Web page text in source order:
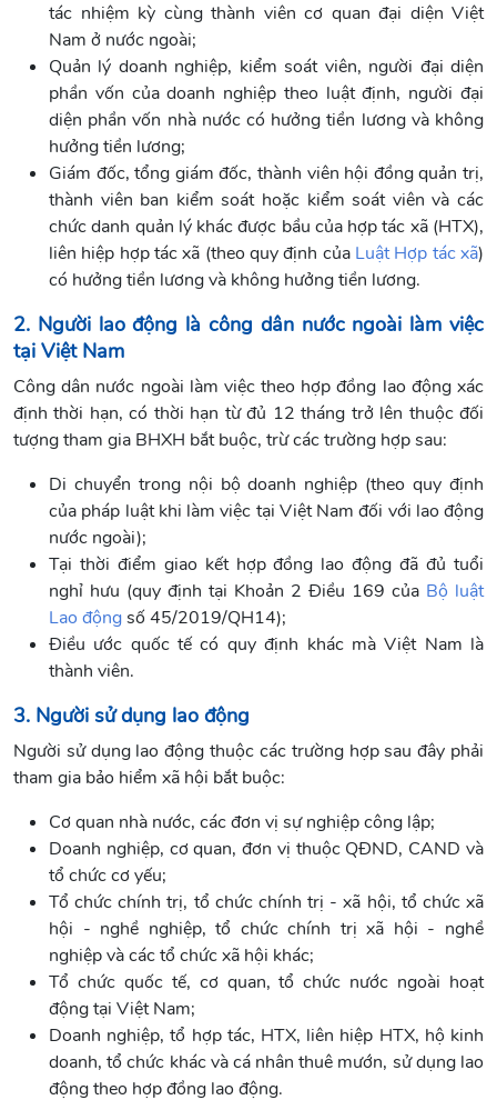
tác nhiệm kỳ cùng thành viên cơ quan đại diện Việt
Nam ở nước ngoài;
Quản lý doanh nghiệp, kiểm soát viên, người đại diện
phần vốn của doanh nghiệp theo luật định, người đại
diện phần vốn nhà nước có hưởng tiền lương và không
hưởng tiền lương;
Giám đốc, tổng giám đốc, thành viên hội đồng quản trị,
thành viên ban kiểm soát hoặc kiểm soát viên và các
chức danh quản lý khác được bầu của hợp tác xã (HTX),
liên hiệp hợp tác xã (theo quy định của Luật Hợp tác xã)
có hưởng tiền lương và không hưởng tiền lương.
2. Người lao động là công dân nước ngoài làm việc
tại Việt Nam
Công dân nước ngoài làm việc theo hợp đồng lao động xác
định thời hạn, có thời hạn từ đủ 12 tháng trở lên thuộc đối
tượng tham gia BHXH bắt buộc, trừ các trường hợp sau:
Di chuyển trong nội bộ doanh nghiệp (theo quy định
của pháp luật khi làm việc tại Việt Nam đối với lao động
nước ngoài);
Tại thời điểm giao kết hợp đồng lao động đã đủ tuổi
nghỉ hưu (quy định tại Khoản 2 Điều 169 của Bộ luật
Lao độngsố 45/2019/QH14);
Điều ước quốc tế có quy định khác mà Việt Nam là
thành viên.
3. Người sử dụng lao động
Người sử dụng lao động thuộc các trường hợp sau đây phải
tham gia bảo hiểm xã hội bắt buộc:
Cơ quan nhà nước, các đơn vị sự nghiệp công lập;
Doanh nghiệp, cơ quan, đơn vị thuộc QĐND, CAND và
tổ chức cơ yếu;
Tổ chức chính trị, tổ chức chính trị - xã hội, tổ chức xã
hội - nghề nghiệp, tổ chức chính trị xã hội - nghề
nghiệp và các tổ chức xã hội khác;
Tổ chức quốc tế, cơ quan, tổ chức nước ngoài hoạt
động tại Việt Nam;
Doanh nghiệp, tổ hợp tác, HTX, liên hiệp HTX, hộ kinh
doanh, tổ chức khác và cá nhân thuê mướn, sử dụng lao
động theo hợp đồng lao động.